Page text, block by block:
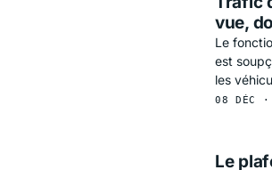
vue,
Le
est
les
08 DÉC ·
Le